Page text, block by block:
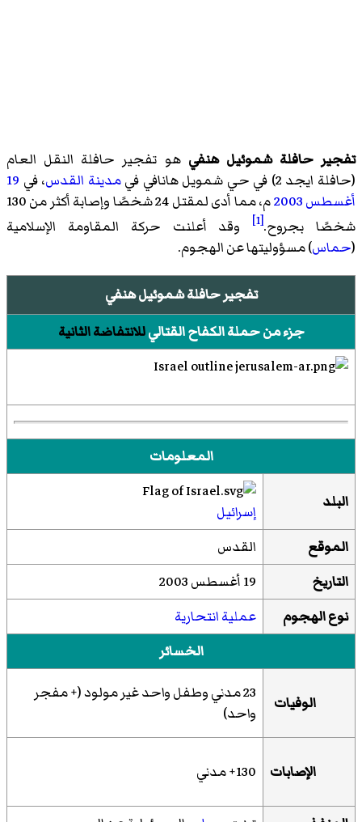
تفجير حافلة شموئيل هنفي هو تفجير حافلة النقل العام
(حافلة ايجد 2) في حي شمويل هانافي في
مدينة القدس، في 19
أغسطس2003
م، مما أدى لمقتل 24 شخصًا وإصابة أكثر من 130
شخصًا بجروح.[1]
وقد أعلنت حركة المقاومة الإسلامية
(حماس) مسؤوليتها عن الهجوم.
تفجير حافلة شموئيل هنفي
جزء من حملة الكفاح القتاليللانتفاضة الثانية
المعلومات
البلد
إسرائيل
الموقع
القدس
التاريخ
19 أغسطس 2003
نوع الهجوم
عملية انتحارية
الخسائر
الوفيات
23 مدني وطفل واحد غير مولود (+ مفجر
واحد)
الإصابات 130+ مدني